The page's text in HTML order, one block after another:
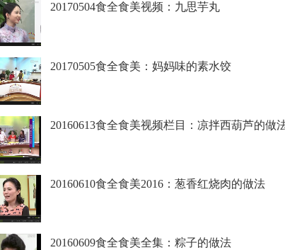
20170504食全食美视频：九思芋丸
20170505食全食美：妈妈味的素水饺
20160613食全食美视频栏目：凉拌西葫芦的做
20160610食全食美2016：葱香红烧肉的做法
20160609食全食美全集：粽子的做法